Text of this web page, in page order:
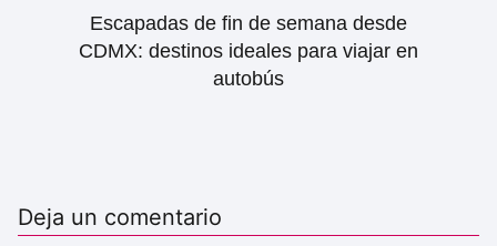
Escapadas de fin de semana desde
CDMX: destinos ideales para viajar en
autobús
Deja un comentario